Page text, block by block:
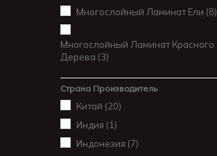
Многослойный Ламинат Ели (8)
Многослойный Ламинат Красного
Дерева (3)
Страна Производитель
Китай (20)
Индия (1)
Индонезия (7)